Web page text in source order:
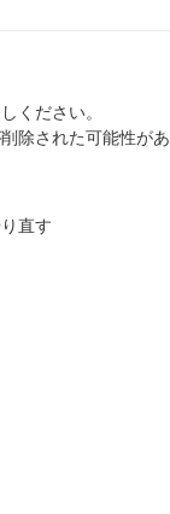
ください。
除された可能性があ
直す